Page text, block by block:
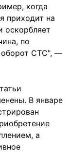
когда
приходит на
оскорбляет
по
оборот СТС", —
В январе
а